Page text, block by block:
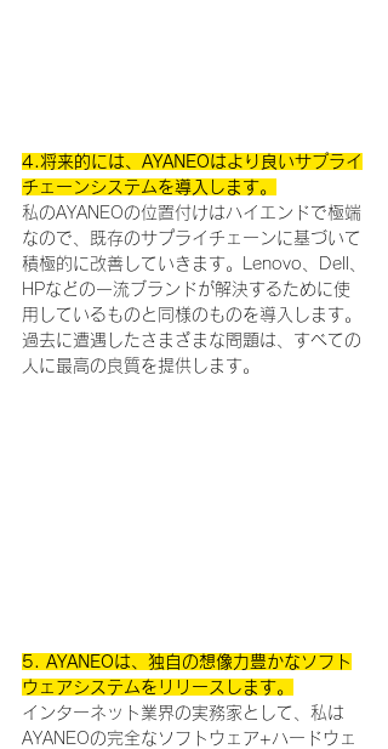
4.将来的には、AYANEOはより良いサプライ
チェーンシステムを導入します。
私のAYANEOの位置付けはハイエンドで極端
なので、既存のサプライチェーンに基づいて
積極的に改善していきます。Lenovo、Dell、
HPなどの一流ブランドが解決するために使
用しているものと同様のものを導入します。
過去に遭遇したさまざまな問題は、すべての
人に最高の良質を提供します。
5. AYANEOは、独自の想像力豊かなソフト
ウェアシステムをリリースします。
インターネット業界の実務家として、私は
AYANEOの完全なソフトウェア+ハードウェ